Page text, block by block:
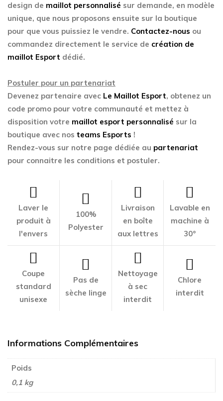
design de maillot personnalisé sur demande, en modèle
unique, que nous proposons ensuite sur la boutique
pour que vous puissiez le vendre. Contactez-nous ou
commandez directement le service de création de
maillot Esport dédié.
Postuler pour un partenariat
Devenez partenaire avec Le Maillot Esport, obtenez un
code promo pour votre communauté et mettez à
disposition votre maillot esport personnalisé sur la
boutique avec nos teams Esports !
Rendez-vous sur notre page dédiée au partenariat
pour connaitre les conditions et postuler.
Laver le
produit à
l'envers
100%
Polyester
Livraison
en boîte
aux lettres
Lavable en
machine à
30°
Coupe
standard
unisexe
Pas de
sèche linge
Nettoyage
à sec
interdit
Chlore
interdit
Informations Complémentaires
Poids
0,1 kg